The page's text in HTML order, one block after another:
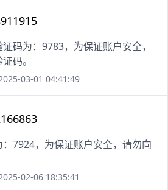
证码为：9783，为保证账户安全，
码。
03-01 04:41:49
：7924，为保证账户安全，请勿向
02-06 18:35:41